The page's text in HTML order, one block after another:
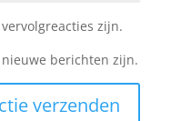
zijn.
berichten zijn.